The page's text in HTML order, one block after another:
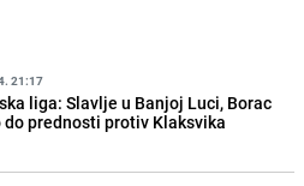
21:17
liga: Slavlje u Banjoj Luci, Borac
do prednosti protiv Klaksvika